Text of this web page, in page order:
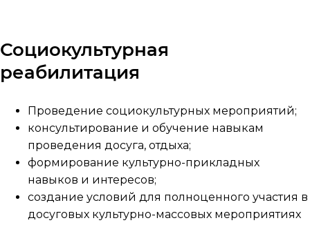
Социокультурная
реабилитация
Проведение социокультурных мероприятий;
консультирование и обучение навыкам
проведения досуга, отдыха;
формирование культурно-прикладных
навыков и интересов;
создание условий для полноценного участия в
досуговых культурно-массовых мероприятиях